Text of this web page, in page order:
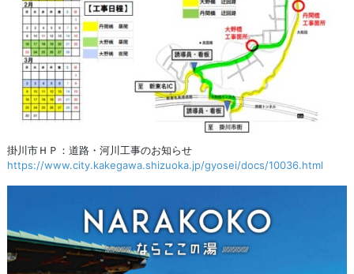
掛川市ＨＰ：道路・河川工事のお知らせ
https://www.city.kakegawa.shizuoka.jp/gyosei/docs/10036.html